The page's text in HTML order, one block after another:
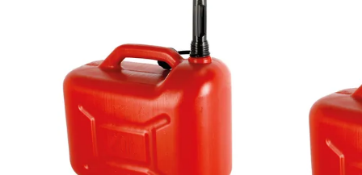
Meuble
Cuisine et art de la table
Salle de bain et beauté
Zoomer sur l'image